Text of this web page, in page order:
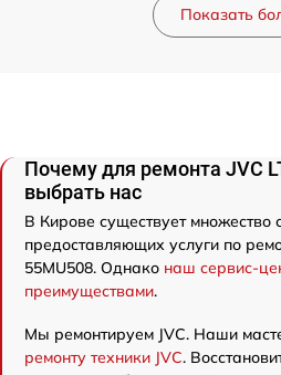
Показать
Почему для ремонта JVC
выбрать нас
В Кирове существует множество
предоставляющих услуги по
55MU508. Однако наш сервис-
преимуществами.
Мы ремонтируем JVC. Наши
ремонту техники JVC.